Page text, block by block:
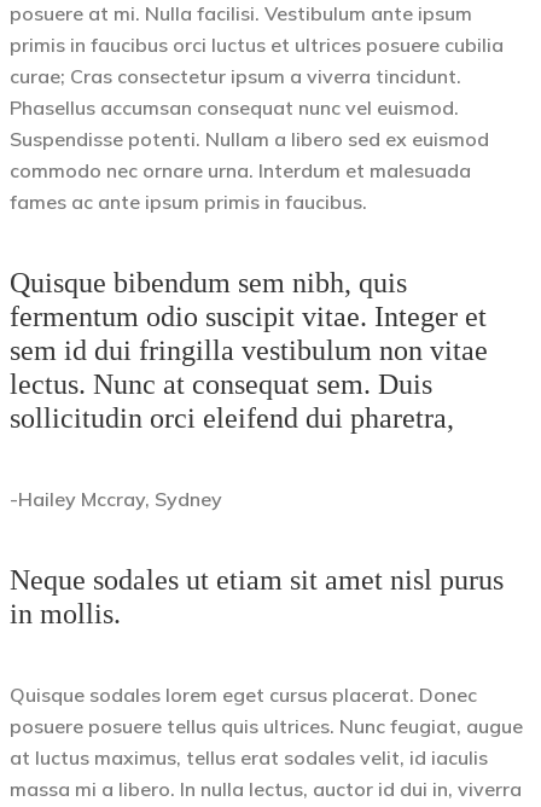
posuere at mi. Nulla facilisi. Vestibulum ante ipsum
primis in faucibus orci luctus et ultrices posuere cubilia
curae; Cras consectetur ipsum a viverra tincidunt.
Phasellus accumsan consequat nunc vel euismod.
Suspendisse potenti. Nullam a libero sed ex euismod
commodo nec ornare urna. Interdum et malesuada
fames ac ante ipsum primis in faucibus.
Quisque bibendum sem nibh, quis
fermentum odio suscipit vitae. Integer et
sem id dui fringilla vestibulum non vitae
lectus. Nunc at consequat sem. Duis
sollicitudin orci eleifend dui pharetra,
-Hailey Mccray, Sydney
Neque sodales ut etiam sit amet nisl purus
in mollis.
Quisque sodales lorem eget cursus placerat. Donec
posuere posuere tellus quis ultrices. Nunc feugiat, augue
at luctus maximus, tellus erat sodales velit, id iaculis
massa mi a libero. In nulla lectus, auctor id dui in, viverra